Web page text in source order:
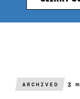
ARCHIVED 3